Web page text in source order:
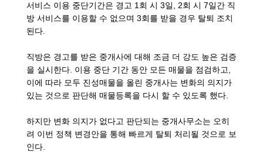
서비스 이용 중단기간은 경고 1회 시 3일, 2회 시 7일간 직
방 서비스를 이용할 수 없으며 3회를 받을 경우 탈퇴 조치
된다.
직방은 경고를 받은 중개사에 대해 조금 더 강도 높은 검증
을 실시한다. 이용 중단 기간 동안 모든 매물을 점검하고,
이에 따라 모두 진성매물을 올린 중개사는 변화의 의지가
있는 것으로 판단해 매물등록을 다시 할 수 있도록 했다.
하지만 변화 의지가 없다고 판단되는 중개사무소는 오히
려 이번 정책 변경안을 통해 빠르게 탈퇴 처리될 것으로 보
인다.